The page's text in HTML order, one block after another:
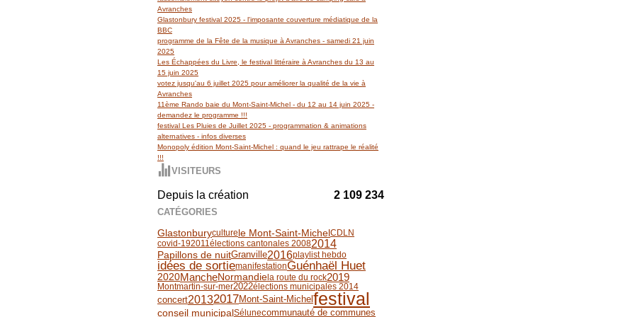
Avranches
Glastonbury festival 2025 - l'imposante couverture médiatique de la
BBC
programme de la Fête de la musique à Avranches - samedi 21 juin
2025
Les Échappées du Livre, le festival littéraire à Avranches du 13 au
15 juin 2025
votez jusqu'au 6 juillet 2025 pour améliorer la qualité de la vie à
Avranches
11ème Rando baie du Mont-Saint-Michel - du 12 au 14 juin 2025 -
demandez le programme !!!
festival Les Pluies de Juillet 2025 - programmation & animations
alternatives - infos diverses
Monopoly édition Mont-Saint-Michel : quand le jeu rattrape le réalité
!!!
VISITEURS
Depuis la création 2 109 234
CATÉGORIES
Glastonburyculturele Mont-Saint-MichelCDLN
covid-192011élections cantonales 20082014
Papillons de nuitGranville2016playlist hebdo
idées de sortiemanifestationGuénhaël Huet
2020MancheNormandiela route du rock2019
Montmartin-sur-mer2022élections municipales 2014
concert20132017Mont-Saint-Michel festival
conseil municipalSélunecommunauté de communes